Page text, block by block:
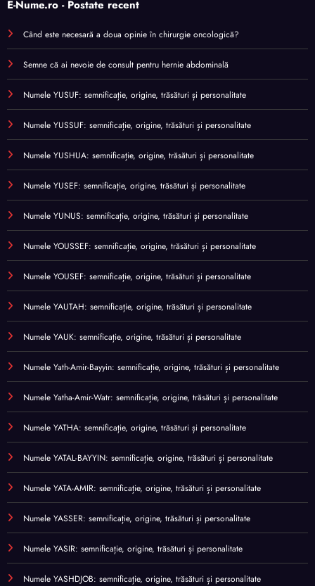
E-Nume.ro - Postate recent
Când este necesară a doua opinie în chirurgie oncologică?
Semne că ai nevoie de consult pentru hernie abdominală
Numele YUSUF: semnificație, origine, trăsături și personalitate
Numele YUSSUF: semnificație, origine, trăsături și personalitate
Numele YUSHUA: semnificație, origine, trăsături și personalitate
Numele YUSEF: semnificație, origine, trăsături și personalitate
Numele YUNUS: semnificație, origine, trăsături și personalitate
Numele YOUSSEF: semnificație, origine, trăsături și personalitate
Numele YOUSEF: semnificație, origine, trăsături și personalitate
Numele YAUTAH: semnificație, origine, trăsături și personalitate
Numele YAUK: semnificație, origine, trăsături și personalitate
Numele Yath-Amir-Bayyin: semnificație, origine, trăsături și personalitate
Numele Yatha-Amir-Watr: semnificație, origine, trăsături și personalitate
Numele YATHA: semnificație, origine, trăsături și personalitate
Numele YATAL-BAYYIN: semnificație, origine, trăsături și personalitate
Numele YATA-AMIR: semnificație, origine, trăsături și personalitate
Numele YASSER: semnificație, origine, trăsături și personalitate
Numele YASIR: semnificație, origine, trăsături și personalitate
Numele YASHDJOB: semnificație, origine, trăsături și personalitate